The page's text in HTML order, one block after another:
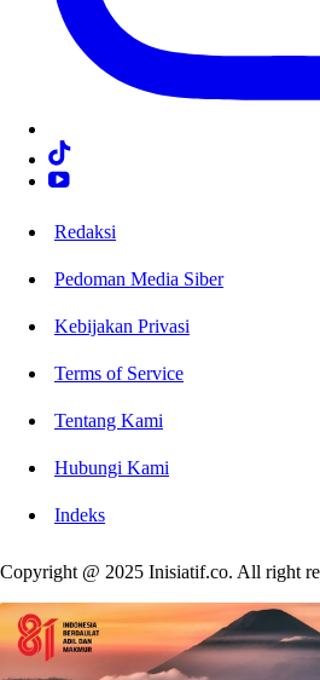
Redaksi
Pedoman Media Siber
Kebijakan Privasi
Terms of Service
Tentang Kami
Hubungi Kami
Indeks
Copyright @ 2025 Inisiatif.co. All right